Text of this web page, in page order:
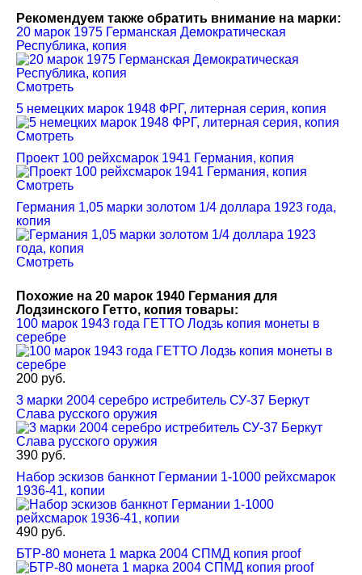
Рекомендуем также обратить внимание на марки:
20 марок 1975 Германская Демократическая
Республика, копия
Смотреть
5 немецких марок 1948 ФРГ, литерная серия, копия
Смотреть
Проект 100 рейхсмарок 1941 Германия, копия
Смотреть
Германия 1,05 марки золотом 1/4 доллара 1923 года,
копия
Смотреть
Похожие на 20 марок 1940 Германия для
Лодзинского Гетто, копия товары:
100 марок 1943 года ГЕТТО Лодзь копия монеты в
серебре
200 руб.
3 марки 2004 серебро истребитель СУ-37 Беркут
Слава русского оружия
390 руб.
Набор эскизов банкнот Германии 1-1000 рейхсмарок
1936-41, копии
490 руб.
БТР-80 монета 1 марка 2004 СПМД копия proof